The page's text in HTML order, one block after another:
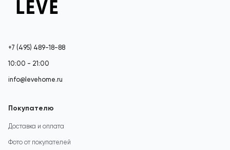
+7 (495) 489-18-88
10:00 - 21:00
info@levehome.ru
Покупателю
Доставка и оплата
Фото от покупателей